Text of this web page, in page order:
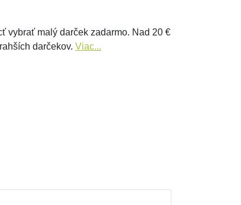
vybrať malý darček zadarmo. Nad 20 €
darčekov. Viac...